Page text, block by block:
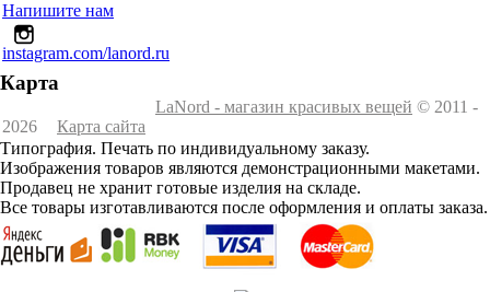
Напишите нам
instagram.com/lanord.ru
Карта
LaNord - магазин красивых вещей © 2011 -
2026
Карта сайта
Типография. Печать по индивидуальному заказу.
Изображения товаров являются демонстрационными макетами.
Продавец не хранит готовые изделия на складе.
Все товары изготавливаются после оформления и оплаты заказа.